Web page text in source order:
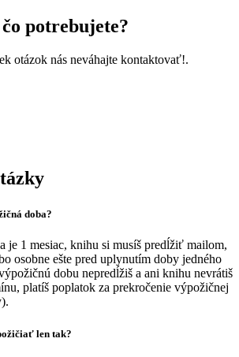
čo potrebujete?
otázok nás neváhajte kontaktovať!.
doba?
je 1 mesiac, knihu si musíš predĺžiť mailom,
osobne ešte pred uplynutím doby jedného
dobu nepredĺžiš a ani knihu nevrátiš
platíš poplatok za prekročenie výpožičnej
len tak?